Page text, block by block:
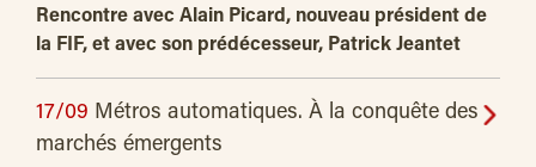
Rencontre avec Alain Picard, nouveau président de
la FIF, et avec son prédécesseur, Patrick Jeantet
17/09 Métros automatiques. À la conquête des
marchés émergents